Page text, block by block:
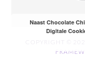
COPYRIGHT ©
Naast Chocolate
Digitale